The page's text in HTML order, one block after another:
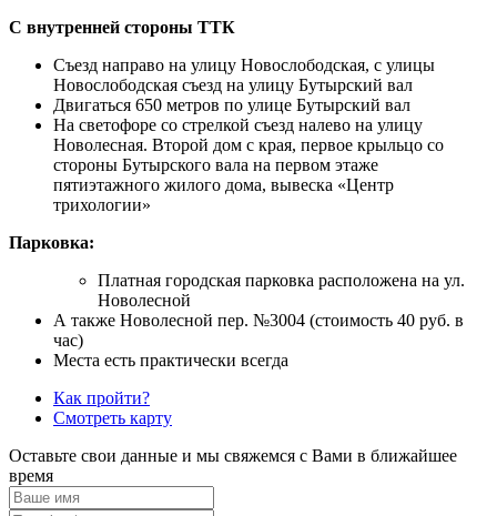
С внутренней стороны ТТК
Съезд направо на улицу Новослободская, с улицы
Новослободская съезд на улицу Бутырский вал
Двигаться 650 метров по улице Бутырский вал
На светофоре со стрелкой съезд налево на улицу
Новолесная. Второй дом с края, первое крыльцо со
стороны Бутырского вала на первом этаже
пятиэтажного жилого дома, вывеска «Центр
трихологии»
Парковка:
Платная городская парковка расположена на ул.
Новолесной
А также Новолесной пер. №3004 (стоимость 40 руб. в
час)
Места есть практически всегда
Как пройти?
Смотреть карту
Оставьте свои данные и мы свяжемся с Вами в ближайшее
время